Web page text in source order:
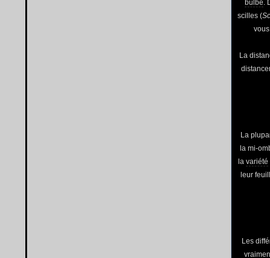
bulbe.
scilles (
La
La
la mi-
lavariété
leur
Les